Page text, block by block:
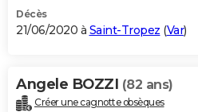
Décès
21/06/2020 à Saint-Tropez (Var)
Angele BOZZI (82 ans)
Créer une cagnotte obsèques